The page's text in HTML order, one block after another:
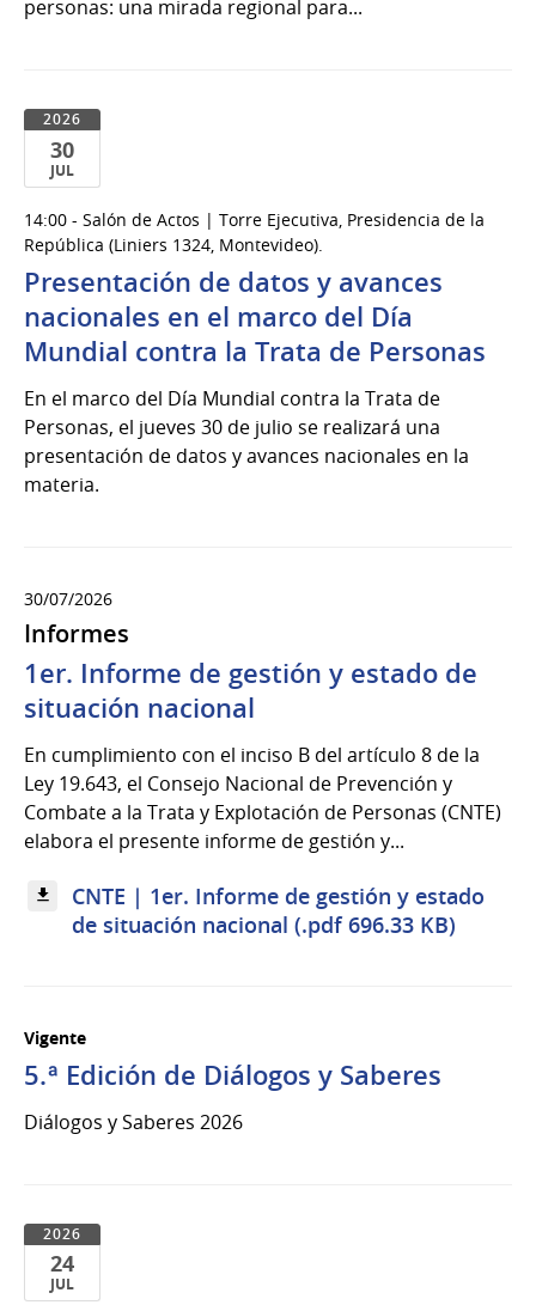
personas: una mirada regional para...
2026
30
JUL
de
Jul
del
2026
14:00 - Salón de Actos | Torre Ejecutiva, Presidencia de la
República (Liniers 1324, Montevideo).
Presentación de datos y avances
nacionales en el marco del Día
Mundial contra la Trata de Personas
En el marco del Día Mundial contra la Trata de
Personas, el jueves 30 de julio se realizará una
presentación de datos y avances nacionales en la
materia.
30/07/2026
Informes
1er. Informe de gestión y estado de
situación nacional
En cumplimiento con el inciso B del artículo 8 de la
Ley 19.643, el Consejo Nacional de Prevención y
Combate a la Trata y Explotación de Personas (CNTE)
elabora el presente informe de gestión y...
CNTE | 1er. Informe de gestión y estado
de situación nacional (.pdf 696.33 KB)
Vigente
5.ª Edición de Diálogos y Saberes
Diálogos y Saberes 2026
2026
24
JUL